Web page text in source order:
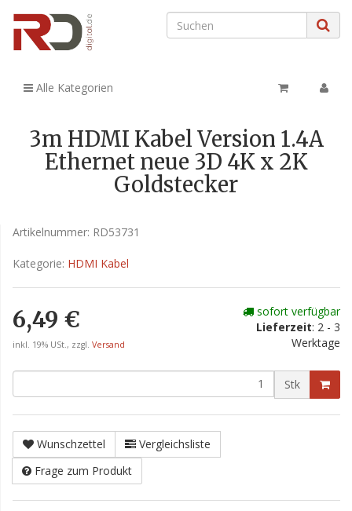
Alle Kategorien
3m HDMI Kabel Version 1.4A
Ethernet neue 3D 4K x 2K
Goldstecker
Artikelnummer: RD53731
Kategorie: HDMI Kabel
6,49 €
inkl. 19% USt., zzgl. Versand
sofort verfügbar
Lieferzeit: 2 - 3
Werktage
Stk
Wunschzettel
Vergleichsliste
Frage zum Produkt